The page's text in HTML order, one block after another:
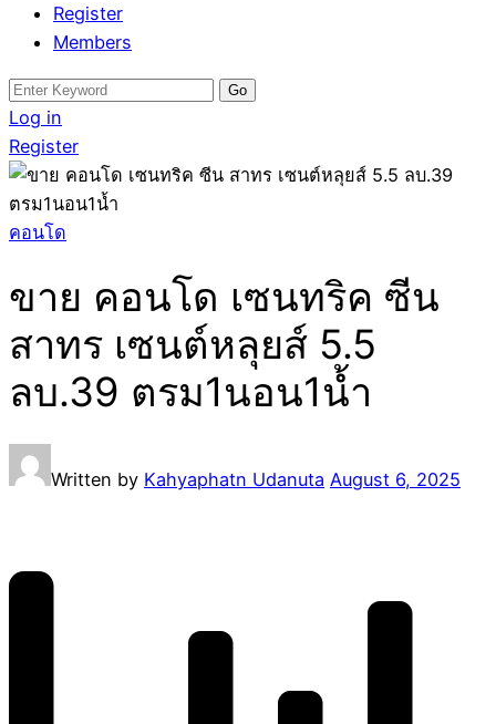
Register
Members
Search
for:
Log in
Register
คอนโด
ขาย คอนโด เซนทริค ซีน
สาทร เซนต์หลุยส์ 5.5
ลบ.39 ตรม1นอน1น้ำ
Written by Kahyaphatn Udanuta August 6, 2025